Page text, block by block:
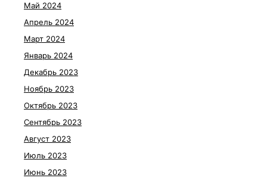
Май 2024
Апрель 2024
Март 2024
Январь 2024
Декабрь 2023
Ноябрь 2023
Октябрь 2023
Сентябрь 2023
Август 2023
Июль 2023
Июнь 2023